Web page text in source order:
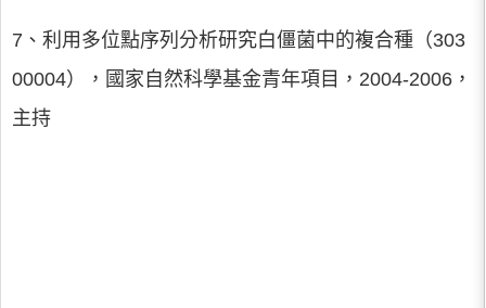
7、利用多位點序列分析研究白僵菌中的複合種（303
00004），國家自然科學基金青年項目，2004-2006，
主持